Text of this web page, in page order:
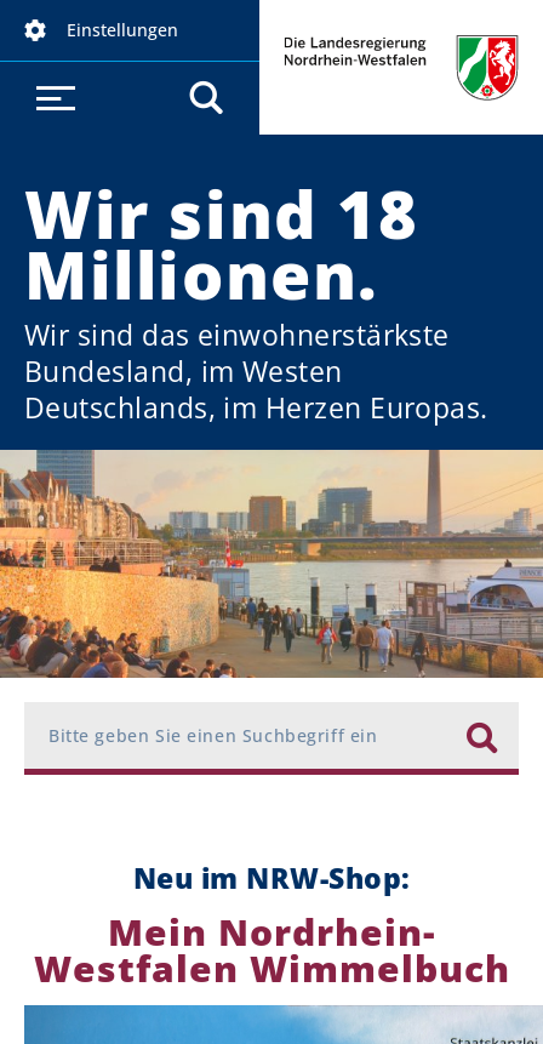
Einstellungen
Wir sind 18
Millionen.
Wir sind das einwohnerstärkste
Bundesland, im Westen
Deutschlands, im Herzen Europas.
Neu im NRW-Shop:
Mein Nordrhein-
Westfalen Wimmelbuch